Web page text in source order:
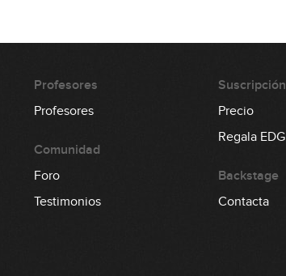
Profesores
Profesores
Comunidad
Foro
Testimonios
Suscripción
Precio
Regala EDG
Backstage
Contacta